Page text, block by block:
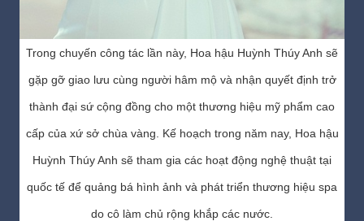
Trong chuyến công tác lần này, Hoa hậu Huỳnh Thúy Anh sẽ
gặp gỡ giao lưu cùng người hâm mộ và nhận quyết định trở
thành đại sứ cộng đồng cho một thương hiệu mỹ phẩm cao
cấp của xứ sở chùa vàng. Kế hoạch trong năm nay, Hoa hậu
Huỳnh Thúy Anh sẽ tham gia các hoạt động nghệ thuật tại
quốc tế để quảng bá hình ảnh và phát triển thương hiệu spa
do cô làm chủ rộng khắp các nước.